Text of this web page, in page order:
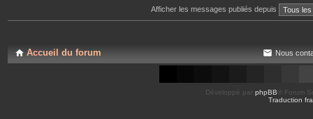
Afficher les messages publiés depuis
Accueil du forum Nous
Développé par phpBB ® Forum
Traduction